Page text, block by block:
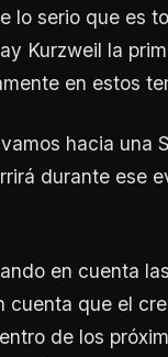
lo serio que es
Kurzweil la
en estos
hacia una
durante ese
en cuenta
que el
de los